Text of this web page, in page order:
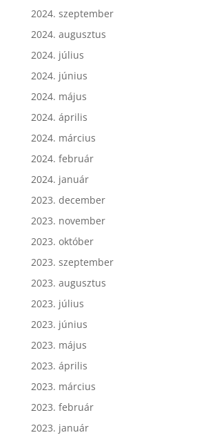
2024. szeptember
2024. augusztus
2024. július
2024. június
2024. május
2024. április
2024. március
2024. február
2024. január
2023. december
2023. november
2023. október
2023. szeptember
2023. augusztus
2023. július
2023. június
2023. május
2023. április
2023. március
2023. február
2023. január